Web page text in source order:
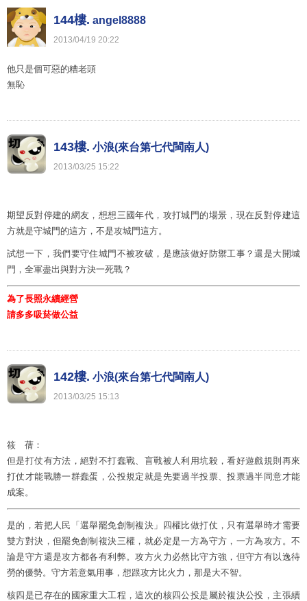
144樓. angel8888
2013/04/19 20:22
他只是個可惡的糟老頭
無恥
143樓. 小浪(來台第七代閩南人)
2013/03/25 15:22
期望反對停建的網友，想想三國年代，攻打城門的場景，現在反對停建這
方就是守城門的這方，不是攻城門這方。
試想一下，我們要守住城門不被攻破，是應該做好防禦工事？還是大開城
門，全軍盡出與對方決一死戰？
為了長照永續經營
請多多吸菸做公益
142樓. 小浪(來台第七代閩南人)
2013/03/25 15:13
筱 蒨：
但是打仗有方法，絕對不打蠢戰、盲戰被人利用坑殺，看好遊戲規則再來
打仗才能戰勝一群蠢蛋，公投規定就是先要過半投票、投票過半同意才能
成案。
是的，若把人民「選舉罷免創制複決」四權比做打仗，只有選舉時才需要
雙方對決，但罷免創制複決三權，就必定是一方為守方，一方為攻方。不
論是守方還是攻方都各有利弊。攻方火力必然比守方強，但守方有以逸待
勞的優勢。守方若意氣用事，想跟攻方比火力，那是大不智。
核四是已存在的國家重大工程，這次的核四公投是屬於複決公投，主張續